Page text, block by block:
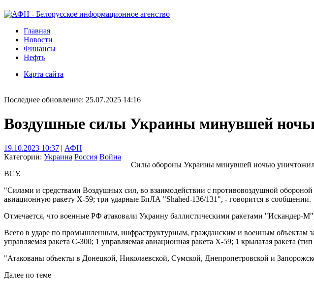
Главная
Новости
Финансы
Нефть
Карта сайта
Последнее обновление: 25.07.2025 14:16
Воздушные силы Украины минувшей
19.10.2023 10:37 | АФН
Категории: Украина Россия Война
Силы обороны Украины минувшей ночью
ВСУ.
"Силами и средствами Воздушных сил, во взаимодействии с противовоздушной
авиационную ракету Х-59; три ударные БпЛА "Shahed-136/131", - говорится в сообщении.
Отмечается, что военные РФ атаковали Украину баллистическими ракетами
Всего в ударе по промышленным, инфраструктурным, гражданским и военным объектам
управляемая ракета С-300; 1 управляемая авиационная ракета Х-59; 1 крылатая ракета
"Атакованы объекты в Донецкой, Николаевской, Сумской, Днепропетровской и
Далее по теме